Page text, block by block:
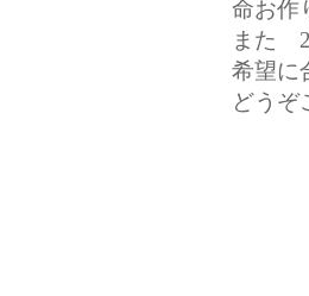
命お作
また
希望に
どうぞ